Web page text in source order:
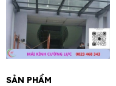
SẢN PHẨM